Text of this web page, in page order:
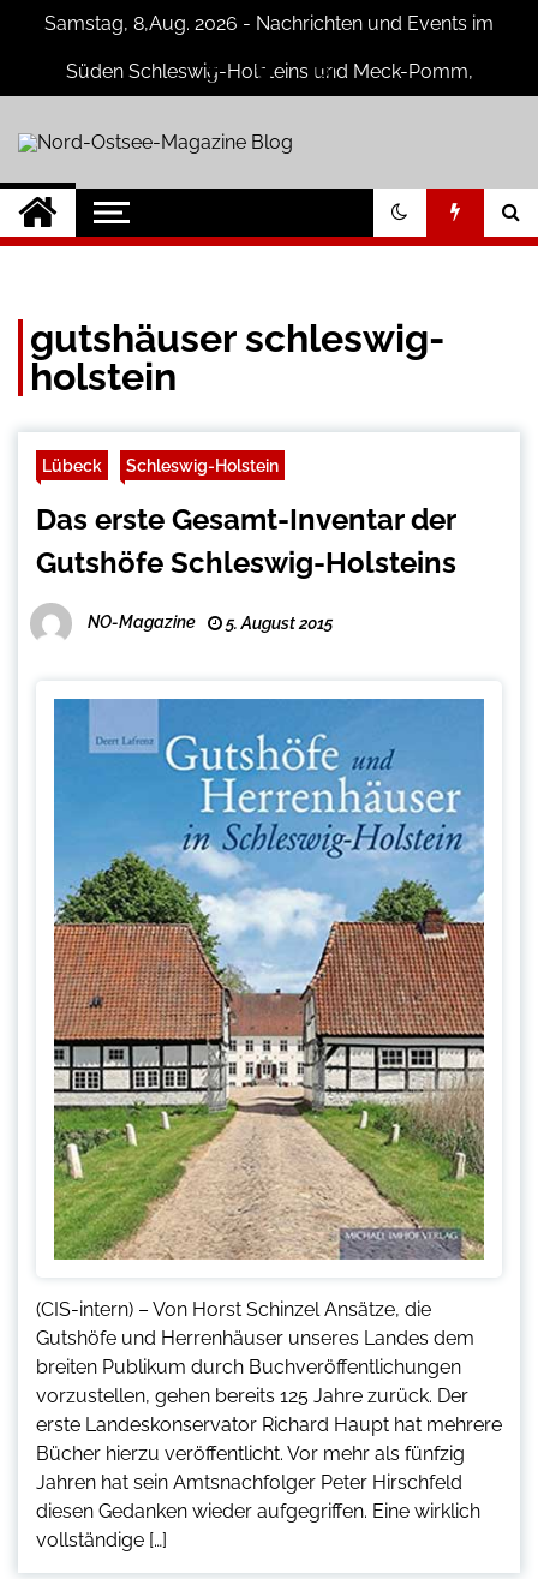
Samstag, 8,Aug. 2026 - Nachrichten und Events im
Süden Schleswig-Holsteins und Meck-Pomm,
Nord-Ostsee-
Magazine Blog
Der Blog der Nord-Ostsee Magazine
gutshäuser schleswig-
holstein
Lübeck Schleswig-Holstein
Das erste Gesamt-Inventar der
Gutshöfe Schleswig-Holsteins
NO-Magazine 5. August 2015
(CIS-intern) – Von Horst Schinzel Ansätze, die
Gutshöfe und Herrenhäuser unseres Landes dem
breiten Publikum durch Buchveröffentlichungen
vorzustellen, gehen bereits 125 Jahre zurück. Der
erste Landeskonservator Richard Haupt hat mehrere
Bücher hierzu veröffentlicht. Vor mehr als fünfzig
Jahren hat sein Amtsnachfolger Peter Hirschfeld
diesen Gedanken wieder aufgegriffen. Eine wirklich
vollständige […]